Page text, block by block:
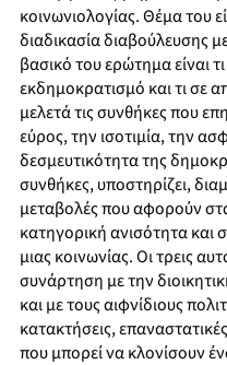
κοινωνιολογίας. Θέμα του
διαδικασία διαβούλευσης
βασικό του ερώτημα είναι
εκδημοκρατισμό και τι σε
μελετά τις συνθήκες που
εύρος, την ισοτιμία, την
δεσμευτικότητα της
συνθήκες, υποστηρίζει,
μεταβολές που αφορούν
κατηγορική ανισότητα και
μιας κοινωνίας. Οι τρεις
συνάρτηση με την
και με τους αιφνίδιους
κατακτήσεις,
που μπορεί να κλονίσουν